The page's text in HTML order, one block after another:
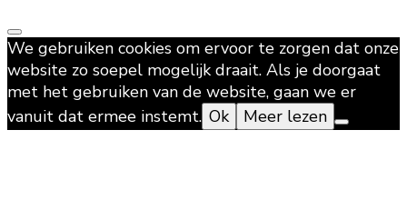
We gebruiken cookies om ervoor te zorgen dat onze
website zo soepel mogelijk draait. Als je doorgaat
met het gebruiken van de website, gaan we er
vanuit dat ermee instemt. Ok Meer lezen